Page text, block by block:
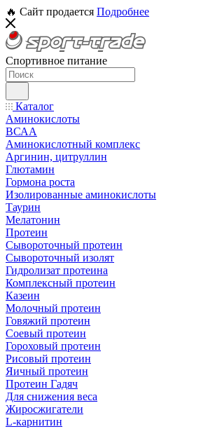
🔥 Сайт продается Подробнее
Спортивное питание
Каталог
Аминокислоты
ВСАА
Аминокислотный комплекс
Аргинин, цитруллин
Глютамин
Гормона роста
Изолированные аминокислоты
Таурин
Мелатонин
Протеин
Сывороточный протеин
Сывороточный изолят
Гидролизат протеина
Комплексный протеин
Казеин
Молочный протеин
Говяжий протеин
Соевый протеин
Гороховый протеин
Рисовый протеин
Яичный протеин
Протеин Гадяч
Для снижения веса
Жиросжигатели
L-карнитин